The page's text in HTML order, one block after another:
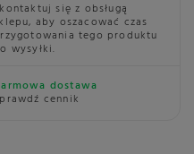
się z obsługą
aby oszacować czas
tego produktu
wysyłki.
dostawa
cennik